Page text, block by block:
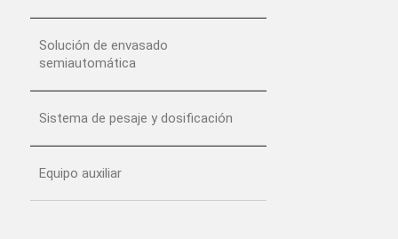
Solución de envasado
semiautomática
Sistema de pesaje y dosificación
Equipo auxiliar